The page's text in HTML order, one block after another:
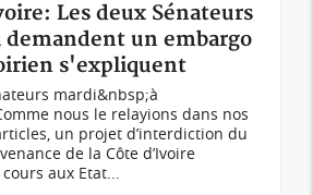
Les deux Sénateurs
demandent un embargo
s'expliquent
mardi&nbsp;à
nous le relayions dans nos
un projet d’interdiction du
de la Côte d’Ivoire
aux Etat...